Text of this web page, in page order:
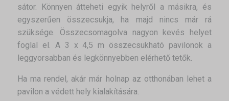
sátor. Könnyen átteheti egyik helyről a másikra, és
egyszerűen összecsukja, ha majd nincs már rá
szüksége. Összecsomagolva nagyon kevés helyet
foglal el. A 3 x 4,5 m összecsukható pavilonok a
leggyorsabban és legkönnyebben elérhető tetők.
Ha ma rendel, akár már holnap az otthonában lehet a
pavilon a védett hely kialakítására.